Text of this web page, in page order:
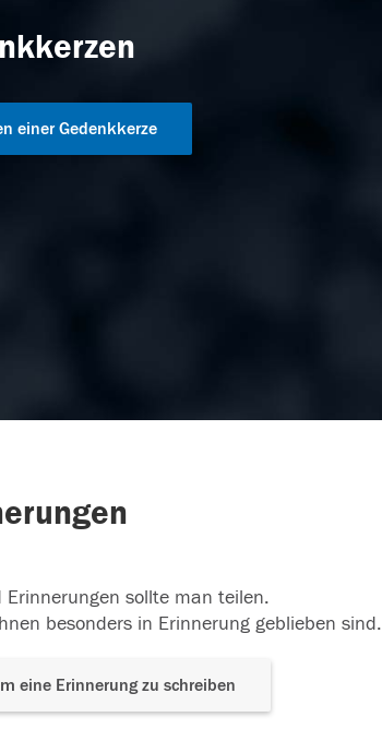
einer Gedenkkerze
Erinnerungen sollte man teilen.
besonders in Erinnerung geblieben sind.
eine Erinnerung zu schreiben